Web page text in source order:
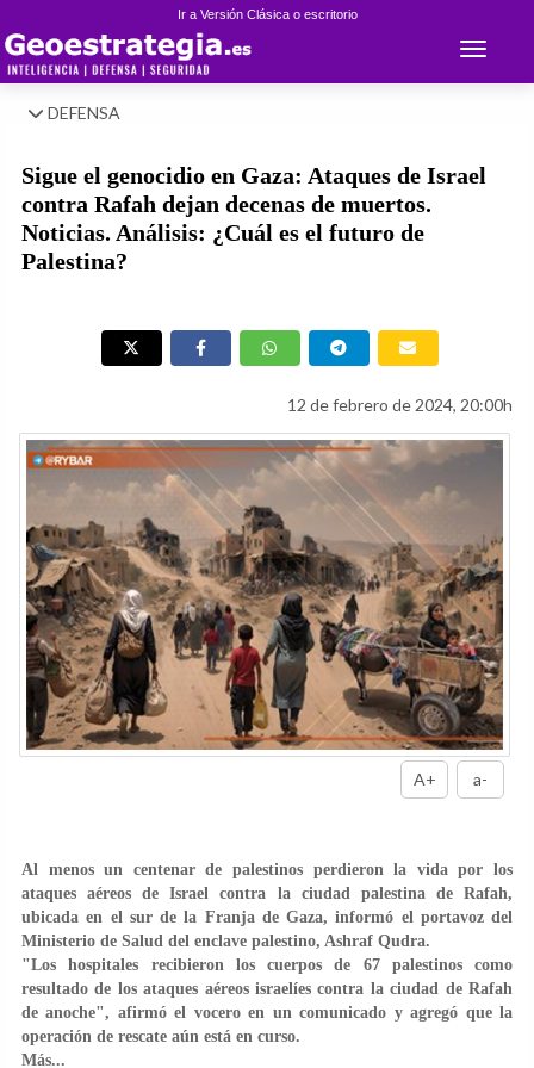
Ir a Versión Clásica o escritorio
Toggle
DEFENSA
Sigue el genocidio en Gaza: Ataques de Israel
contra Rafah dejan decenas de muertos.
Noticias. Análisis: ¿Cuál es el futuro de
Palestina?
12 de febrero de 2024, 20:00h
A+ a-
Al menos un centenar de palestinos perdieron la vida por los
ataques aéreos de Israel contra la ciudad palestina de Rafah,
ubicada en el sur de la Franja de Gaza, informó el portavoz del
Ministerio de Salud del enclave palestino, Ashraf Qudra.
"Los hospitales recibieron los cuerpos de 67 palestinos como
resultado de los ataques aéreos israelíes contra la ciudad de Rafah
de anoche", afirmó el vocero en un comunicado y agregó que la
operación de rescate aún está en curso.
Más...